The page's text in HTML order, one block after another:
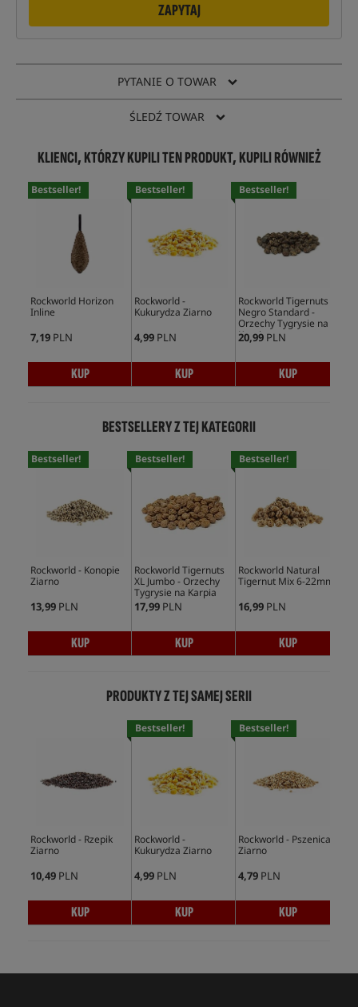
ZAPYTAJ
PYTANIE O TOWAR
ŚLEDŹ TOWAR
KLIENCI, KTÓRZY KUPILI TEN PRODUKT, KUPILI RÓWNIEŻ
Bestseller!
Rockworld Horizon
Inline
7,19 PLN
KUP
Bestseller!
Rockworld -
Kukurydza Ziarno
4,99 PLN
KUP
Bestseller!
Rockworld Tigernuts
Negro Standard -
Orzechy Tygrysie na
Karpia
20,99 PLN
KUP
BESTSELLERY Z TEJ KATEGORII
Bestseller!
Rockworld - Konopie
Ziarno
13,99 PLN
KUP
Bestseller!
Rockworld Tigernuts
XL Jumbo - Orzechy
Tygrysie na Karpia
17,99 PLN
KUP
Bestseller!
Rockworld Natural
Tigernut Mix 6-22mm
16,99 PLN
KUP
PRODUKTY Z TEJ SAMEJ SERII
Rockworld - Rzepik
Ziarno
10,49 PLN
KUP
Bestseller!
Rockworld -
Kukurydza Ziarno
4,99 PLN
KUP
Bestseller!
Rockworld - Pszenica
Ziarno
4,79 PLN
KUP